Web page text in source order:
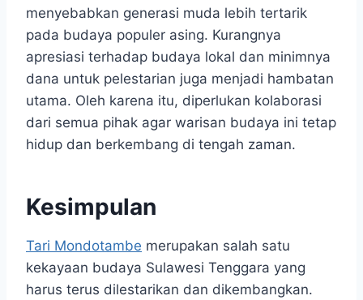
menyebabkan generasi muda lebih tertarik
pada budaya populer asing. Kurangnya
apresiasi terhadap budaya lokal dan minimnya
dana untuk pelestarian juga menjadi hambatan
utama. Oleh karena itu, diperlukan kolaborasi
dari semua pihak agar warisan budaya ini tetap
hidup dan berkembang di tengah zaman.
Kesimpulan
Tari Mondotambe merupakan salah satu
kekayaan budaya Sulawesi Tenggara yang
harus terus dilestarikan dan dikembangkan.